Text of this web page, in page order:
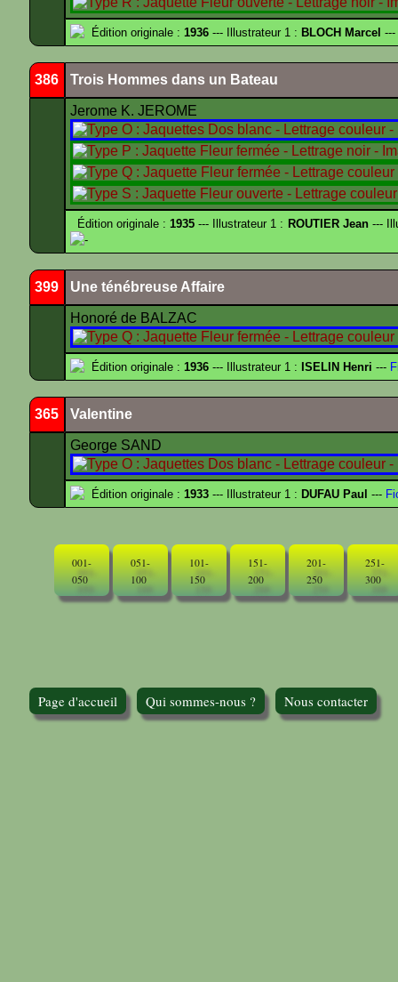
Édition originale : 1936 --- Illustrateur 1 : BLOCH Marcel ---
386 Trois Hommes dans un Bateau
Jerome K. JEROME
Édition originale :1935 --- Illustrateur 1 : ROUTIER Jean---
-
399 Une ténébreuse Affaire
Honoré de BALZAC
Édition originale : 1936 --- Illustrateur 1 : ISELIN Henri ---
365 Valentine
George SAND
Édition originale : 1933 --- Illustrateur 1 : DUFAU Paul ---
001-
050
051-
100
101-
150
151-
200
201-
250
251-
300
Page d'accueil Qui sommes-nous ? Nous contacter